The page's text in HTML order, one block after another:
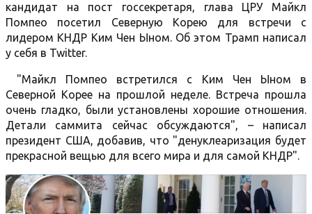
кандидат на пост госсекретаря, глава ЦРУ Майкл
Помпео посетил Северную Корею для встречи с
лидером КНДР Ким Чен Ыном. Об этом Трамп написал
у себя в Twitter.
"Майкл Помпео встретился с Ким Чен Ыном в
Северной Корее на прошлой неделе. Встреча прошла
очень гладко, были установлены хорошие отношения.
Детали саммита сейчас обсуждаются", – написал
президент США, добавив, что "денуклеаризация будет
прекрасной вещью для всего мира и для самой КНДР".